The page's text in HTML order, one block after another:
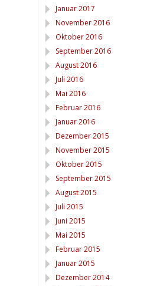
Januar 2017
November 2016
Oktober 2016
September 2016
August 2016
Juli 2016
Mai 2016
Februar 2016
Januar 2016
Dezember 2015
November 2015
Oktober 2015
September 2015
August 2015
Juli 2015
Juni 2015
Mai 2015
Februar 2015
Januar 2015
Dezember 2014